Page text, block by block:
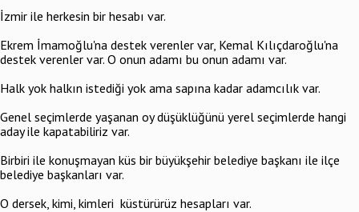
İzmir ile herkesin bir hesabı var.
Ekrem İmamoğlu'na destek verenler var, Kemal Kılıçdaroğlu'na
destek verenler var. O onun adamı bu onun adamı var.
Halk yok halkın istediği yok ama sapına kadar adamcılık var.
Genel seçimlerde yaşanan oy düşüklüğünü yerel seçimlerde hangi
aday ile kapatabiliriz var.
Birbiri ile konuşmayan küs bir büyükşehir belediye başkanı ile ilçe
belediye başkanları var.
O dersek, kimi, kimleri küstürürüz hesapları var.